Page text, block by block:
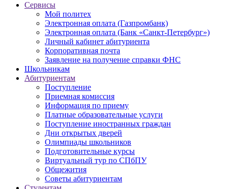
Сервисы
Мой политех
Электронная оплата (Газпромбанк)
Электронная оплата (Банк «Санкт-Петербург»)
Личный кабинет абитуриента
Корпоративная почта
Заявление на получение справки ФНС
Школьникам
Абитуриентам
Поступление
Приемная комиссия
Информация по приему
Платные образовательные услуги
Поступление иностранных граждан
Дни открытых дверей
Олимпиады школьников
Подготовительные курсы
Виртуальный тур по СПбПУ
Общежития
Советы абитуриентам